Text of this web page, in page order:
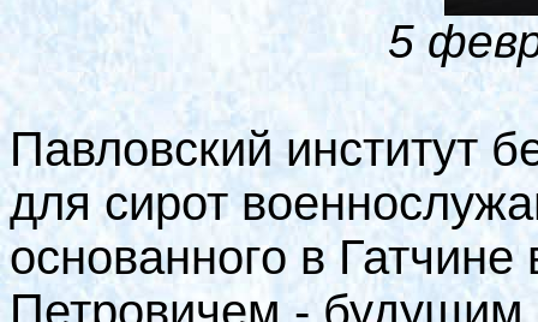
5
Павловский институт
для сирот
основанного в
Петровичем -